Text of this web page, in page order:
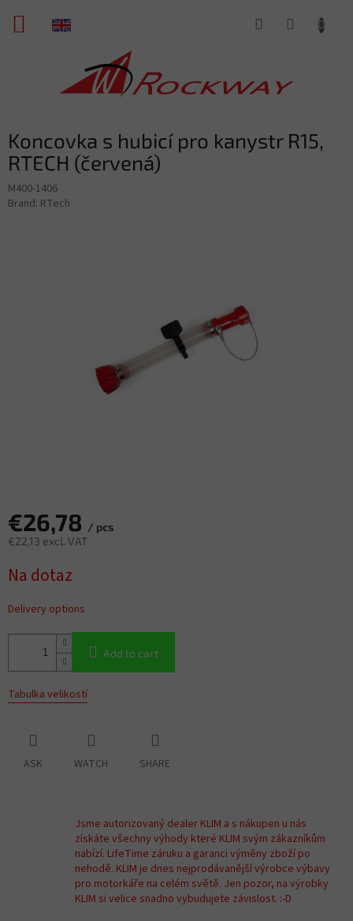
content
SHOPPING
Koncovka s hubicí pro kanystr R15,
RTECH (červená)
M400-1406
Brand: RTech
€26,78 / pcs
€22,13 excl. VAT
price:
Na dotaz
Delivery options
Add to cart
Tabulka velikostí
ASK WATCH SHARE
Jsme autorizovaný dealer KLIM a s nákupen u nás
získáte všechny výhody které KLIM svým zákazníkům
nabízí. LifeTime záruku a garanci výměny zboží po
nehodě. KLIM je dnes nejprodávanější výrobce výbavy
pro motorkáře na celém světě. Jen pozor, na výrobky
KLIM si velice snadno vybudujete závislost. :-D